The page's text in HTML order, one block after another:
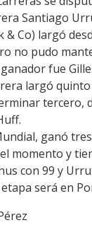
Santiago
& Co) largó
no pudo
fue
largó
tercero,
ganó
momento y
con 99 y
será en